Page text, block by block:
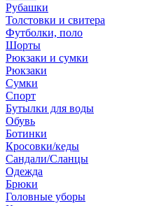
Рубашки
Толстовки и свитера
Футболки, поло
Шорты
Рюкзаки и сумки
Рюкзаки
Сумки
Спорт
Бутылки для воды
Обувь
Ботинки
Кросовки/кеды
Сандали/Сланцы
Одежда
Брюки
Головные уборы